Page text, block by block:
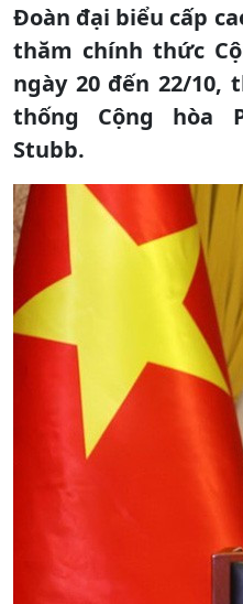
Đoàn đại biểu cấp
thăm chính thức
ngày 20 đến 22/10,
thống Cộng hòa
Stubb.